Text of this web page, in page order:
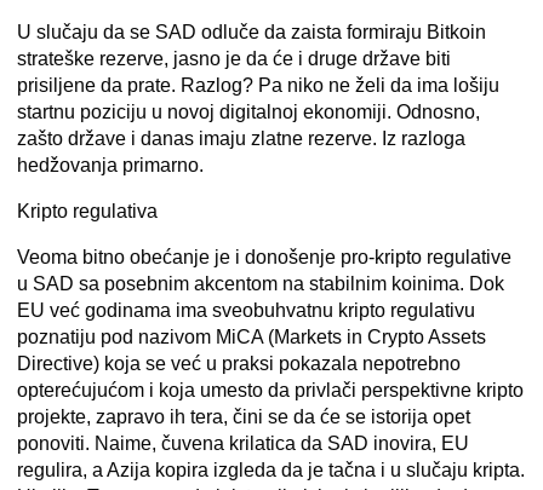
U slučaju da se SAD odluče da zaista formiraju Bitkoin
strateške rezerve, jasno je da će i druge države biti
prisiljene da prate. Razlog? Pa niko ne želi da ima lošiju
startnu poziciju u novoj digitalnoj ekonomiji. Odnosno,
zašto države i danas imaju zlatne rezerve. Iz razloga
hedžovanja primarno.
Kripto regulativa
Veoma bitno obećanje je i donošenje pro-kripto regulative
u SAD sa posebnim akcentom na stabilnim koinima. Dok
EU već godinama ima sveobuhvatnu kripto regulativu
poznatiju pod nazivom MiCA (Markets in Crypto Assets
Directive) koja se već u praksi pokazala nepotrebno
opterećujućom i koja umesto da privlači perspektivne kripto
projekte, zapravo ih tera, čini se da će se istorija opet
ponoviti. Naime, čuvena krilatica da SAD inovira, EU
regulira, a Azija kopira izgleda da je tačna i u slučaju kripta.